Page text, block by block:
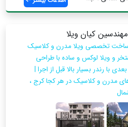
کیان ویلا
تخصصی ویلا مدرن و کلاسیک
و ویلا لوکس و ساده با طراحی
با رندر بسیار بالا قبل از اجرا |
مدرن و کلاسیک در هر کجا کرج ،